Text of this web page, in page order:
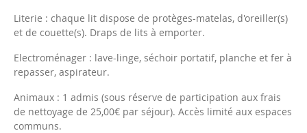
Literie : chaque lit dispose de protèges-matelas, d'oreiller(s)
et de couette(s). Draps de lits à emporter.
Electroménager : lave-linge, séchoir portatif, planche et fer à
repasser, aspirateur.
Animaux : 1 admis (sous réserve de participation aux frais
de nettoyage de 25,00€ par séjour). Accès limité aux espaces
communs.